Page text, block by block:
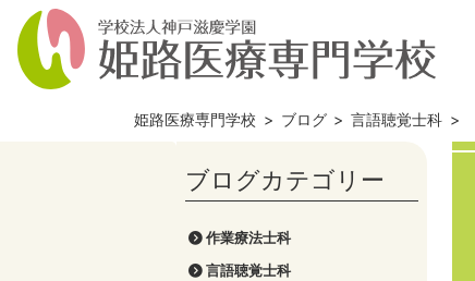
姫路医療専門学校 > ブログ > 言語聴覚士科 >
作業療法士科
言語聴覚士科